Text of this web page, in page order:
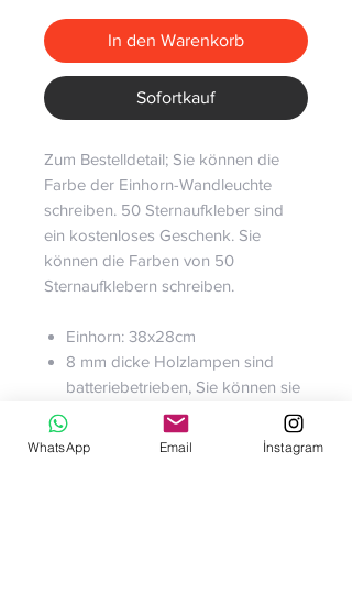
In den Warenkorb
Sofortkauf
Zum Bestelldetail; Sie können die
Farbe der Einhorn-Wandleuchte
schreiben. 50 Sternaufkleber sind
ein kostenloses Geschenk. Sie
können die Farben von 50
Sternaufklebern schreiben.
Einhorn: 38x28cm
8 mm dicke Holzlampen sind
batteriebetrieben, Sie können sie
ein- und ausschalten, indem Sie
an dem Seil unten ziehen.
WhatsApp Email İnstagram